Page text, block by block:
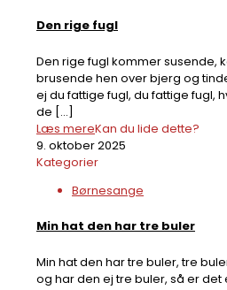
Den rige fugl
Den rige fugl kommer susende,
brusende hen over bjerg og
ej du fattige fugl, du fattige fugl,
de […]
Kan du lide dette?
Læs mere
9. oktober 2025
Kategorier
Børnesange
Min hat den har tre buler
Min hat den har tre buler, tre
og har den ej tre buler, så er det